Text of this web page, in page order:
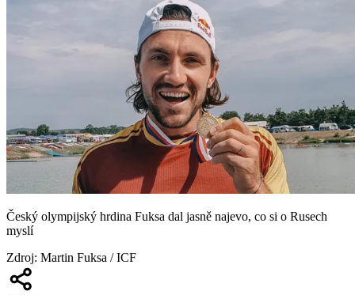
Český olympijský hrdina Fuksa dal jasně najevo, co si o Rusech
myslí
Zdroj: Martin Fuksa / ICF